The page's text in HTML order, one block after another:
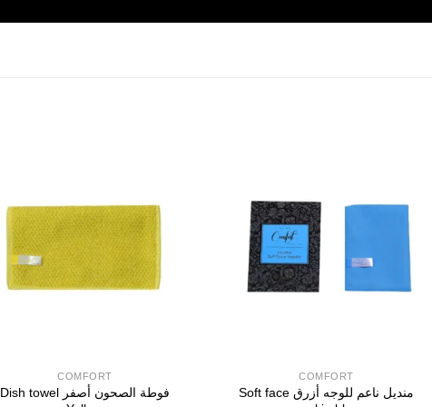
COMFORT
منديل ناعم للوجه أزرق Soft face
COMFORT
فوطة الصحون أصفر Dish towel